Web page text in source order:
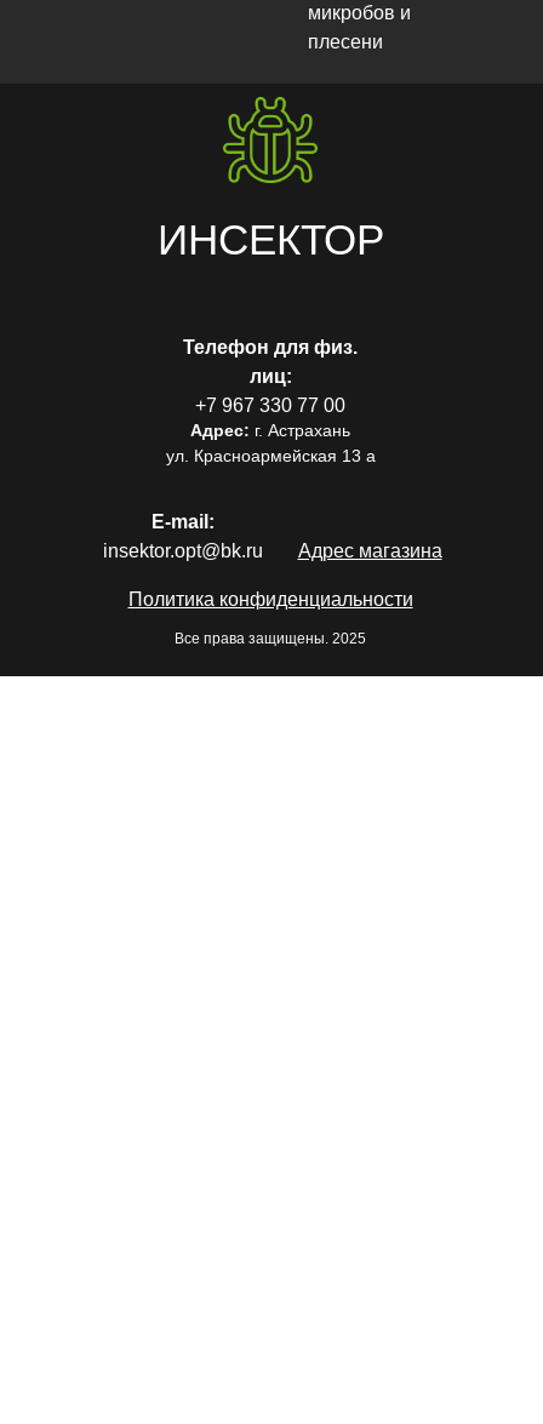
ИНСЕКТОР
Все права защищены. 2025
Телефон для физ.
лиц:
+7 967 330 77 00
микробов и
плесени
Адрес: г. Астрахань
ул. Красноармейская 13 а
E-mail:
insektor.opt@bk.ru
Политика конфиденциальности
Адрес магазина